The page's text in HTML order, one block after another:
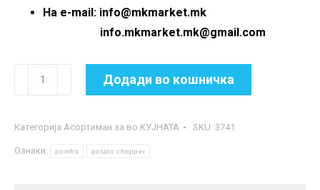
На e-mail: info@mkmarket.mk
info.mkmarket.mk@gmail.com
Метална
машинка
сечење
помфрит
Додади во кошничка
Категорија Асортиман за во КУЈНАТА SKU: 3741
Ознаки: pomfrit potato chopper